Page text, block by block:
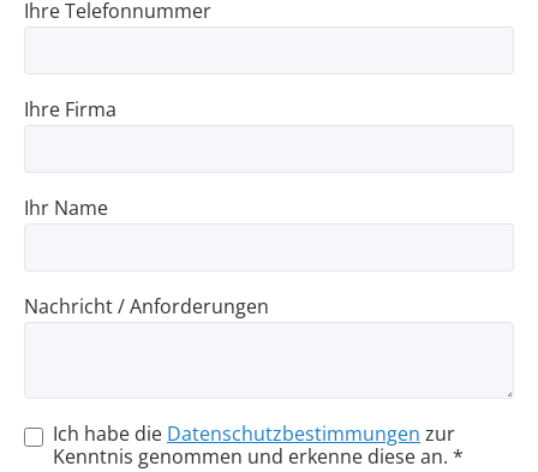
Ihre Telefonnummer
Ihre Firma
Ihr Name
Nachricht / Anforderungen
Ich habe die Datenschutzbestimmungen zur
Kenntnis genommen und erkenne diese an. *